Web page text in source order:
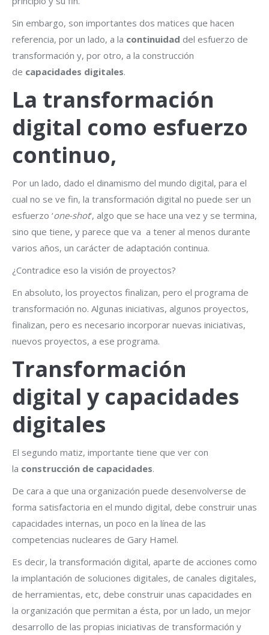
Sin embargo, son importantes dos matices que hacen
referencia, por un lado, a la continuidad del esfuerzo de
transformación y, por otro, a la construcción
de capacidades digitales.
La transformación
digital como esfuerzo
continuo,
Por un lado, dado el dinamismo del mundo digital, para el
cual no se ve fin, la transformación digital no puede ser un
esfuerzo ‘one-shot‘, algo que se hace una vez y se termina,
sino que tiene, y parece que va a tener al menos durante
varios años, un carácter de adaptación continua.
¿Contradice eso la visión de proyectos?
En absoluto, los proyectos finalizan, pero el programa de
transformación no. Algunas iniciativas, algunos proyectos,
finalizan, pero es necesario incorporar nuevas iniciativas,
nuevos proyectos, a ese programa.
Transformación
digital y capacidades
digitales
El segundo matiz, importante tiene que ver con
la construcción de capacidades.
De cara a que una organización puede desenvolverse de
forma satisfactoria en el mundo digital, debe construir unas
capacidades internas, un poco en la línea de las
competencias nucleares de Gary Hamel.
Es decir, la transformación digital, aparte de acciones como
la implantación de soluciones digitales, de canales digitales,
de herramientas, etc, debe construir unas capacidades en
la organización que permitan a ésta, por un lado, un mejor
desarrollo de las propias iniciativas de transformación y